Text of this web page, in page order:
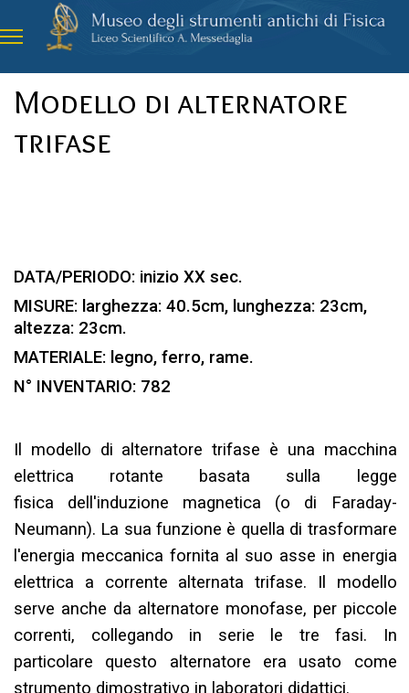
Modello di alternatore
trifase
DATA/PERIODO: inizio XX sec.
MISURE: larghezza: 40.5cm, lunghezza: 23cm,
altezza: 23cm.
MATERIALE: legno, ferro, rame.
N° INVENTARIO: 782
Il modello di alternatore trifase è una macchina
elettrica rotante basata sulla legge
fisica dell'induzione magnetica (o di Faraday-
Neumann). La sua funzione è quella di trasformare
l'energia meccanica fornita al suo asse in energia
elettrica a corrente alternata trifase. Il modello
serve anche da alternatore monofase, per piccole
correnti, collegando in serie le tre fasi. In
particolare questo alternatore era usato come
strumento dimostrativo in laboratori didattici.